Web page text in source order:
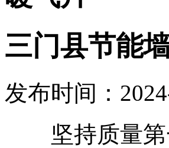
三门县节能
发布时间：
坚持质量第